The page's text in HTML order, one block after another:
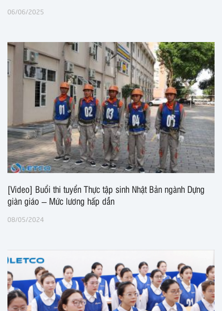
06/06/2025
[Video] Buổi thi tuyển Thực tập sinh Nhật Bản ngành Dựng
giàn giáo – Mức lương hấp dẫn
08/05/2024